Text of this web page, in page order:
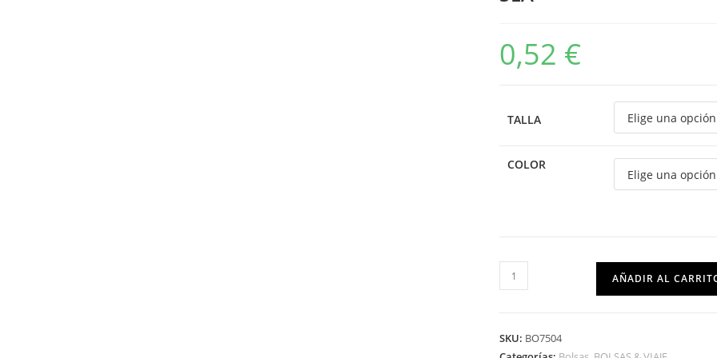
0,52 €
TALLA
COLOR
AÑADIR AL
SKU: BO7504